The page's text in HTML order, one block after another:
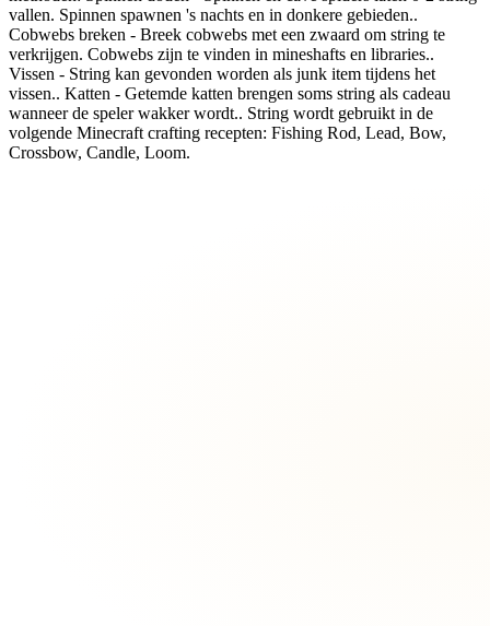
vallen. Spinnen spawnen 's nachts en in donkere gebieden..
Cobwebs breken - Breek cobwebs met een zwaard om string te
verkrijgen. Cobwebs zijn te vinden in mineshafts en libraries..
Vissen - String kan gevonden worden als junk item tijdens het
vissen.. Katten - Getemde katten brengen soms string als cadeau
wanneer de speler wakker wordt.. String wordt gebruikt in de
volgende Minecraft crafting recepten: Fishing Rod, Lead, Bow,
Crossbow, Candle, Loom.